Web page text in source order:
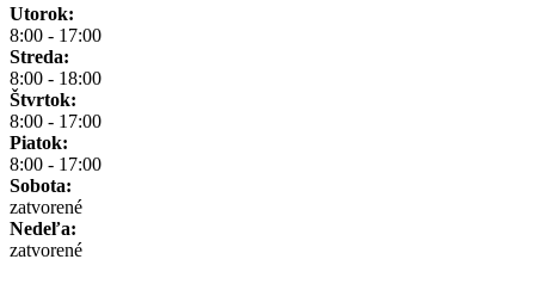
Utorok:
8:00 - 17:00
Streda:
8:00 - 18:00
Štvrtok:
8:00 - 17:00
Piatok:
8:00 - 17:00
Sobota:
zatvorené
Nedeľa:
zatvorené